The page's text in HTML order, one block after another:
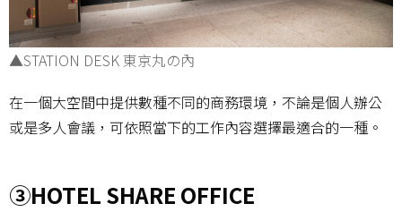
▲STATION DESK 東京丸の內
在一個大空間中提供數種不同的商務環境，不論是個人辦公
或是多人會議，可依照當下的工作內容選擇最適合的一種。
③HOTEL SHARE OFFICE